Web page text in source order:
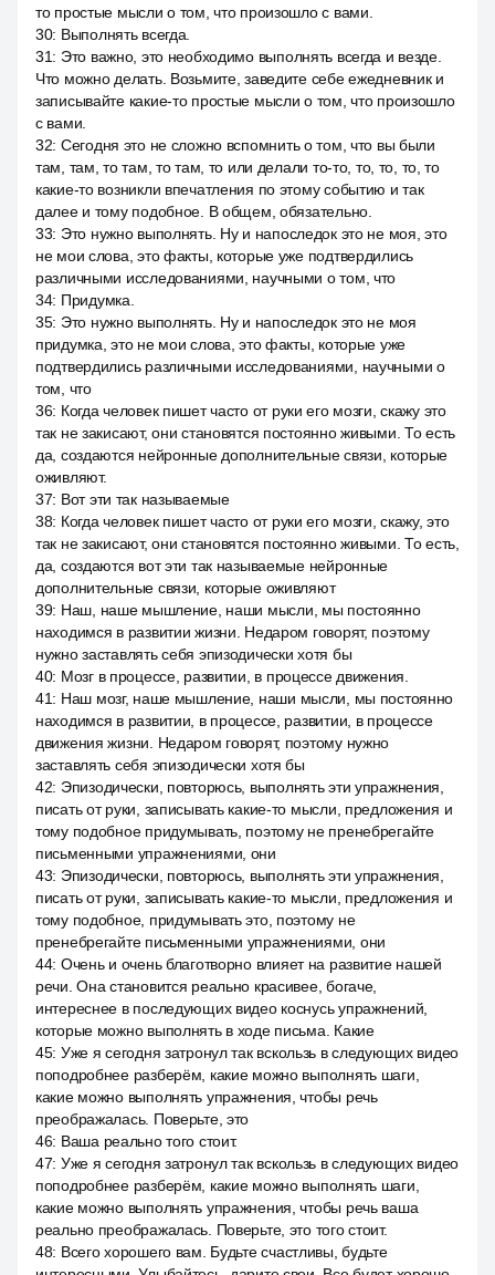
то простые мысли о том, что произошло с вами.
30: Выполнять всегда.
31: Это важно, это необходимо выполнять всегда и везде.
Что можно делать. Возьмите, заведите себе ежедневник и
записывайте какие-то простые мысли о том, что произошло
с вами.
32: Сегодня это не сложно вспомнить о том, что вы были
там, там, то там, то там, то или делали то-то, то, то, то, то
какие-то возникли впечатления по этому событию и так
далее и тому подобное. В общем, обязательно.
33: Это нужно выполнять. Ну и напоследок это не моя, это
не мои слова, это факты, которые уже подтвердились
различными исследованиями, научными о том, что
34: Придумка.
35: Это нужно выполнять. Ну и напоследок это не моя
придумка, это не мои слова, это факты, которые уже
подтвердились различными исследованиями, научными о
том, что
36: Когда человек пишет часто от руки его мозги, скажу это
так не закисают, они становятся постоянно живыми. То есть
да, создаются нейронные дополнительные связи, которые
оживляют.
37: Вот эти так называемые
38: Когда человек пишет часто от руки его мозги, скажу, это
так не закисают, они становятся постоянно живыми. То есть,
да, создаются вот эти так называемые нейронные
дополнительные связи, которые оживляют
39: Наш, наше мышление, наши мысли, мы постоянно
находимся в развитии жизни. Недаром говорят, поэтому
нужно заставлять себя эпизодически хотя бы
40: Мозг в процессе, развитии, в процессе движения.
41: Наш мозг, наше мышление, наши мысли, мы постоянно
находимся в развитии, в процессе, развитии, в процессе
движения жизни. Недаром говорят, поэтому нужно
заставлять себя эпизодически хотя бы
42: Эпизодически, повторюсь, выполнять эти упражнения,
писать от руки, записывать какие-то мысли, предложения и
тому подобное придумывать, поэтому не пренебрегайте
письменными упражнениями, они
43: Эпизодически, повторюсь, выполнять эти упражнения,
писать от руки, записывать какие-то мысли, предложения и
тому подобное, придумывать это, поэтому не
пренебрегайте письменными упражнениями, они
44: Очень и очень благотворно влияет на развитие нашей
речи. Она становится реально красивее, богаче,
интереснее в последующих видео коснусь упражнений,
которые можно выполнять в ходе письма. Какие
45: Уже я сегодня затронул так вскользь в следующих видео
поподробнее разберём, какие можно выполнять шаги,
какие можно выполнять упражнения, чтобы речь
преображалась. Поверьте, это
46: Ваша реально того стоит.
47: Уже я сегодня затронул так вскользь в следующих видео
поподробнее разберём, какие можно выполнять шаги,
какие можно выполнять упражнения, чтобы речь ваша
реально преображалась. Поверьте, это того стоит.
48: Всего хорошего вам. Будьте счастливы, будьте